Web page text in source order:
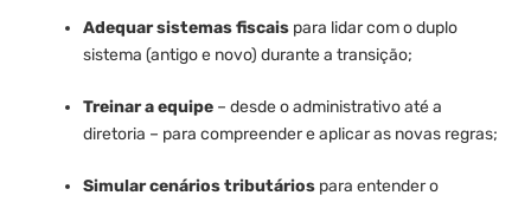
Adequar sistemas fiscais para lidar com o duplo
sistema (antigo e novo) durante a transição;
Treinar a equipe – desde o administrativo até a
diretoria – para compreender e aplicar as novas regras;
Simular cenários tributários para entender o